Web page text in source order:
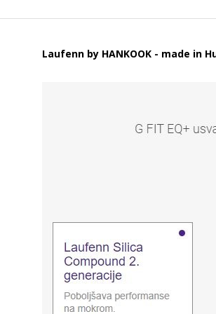
Laufenn by HANKOOK - made in